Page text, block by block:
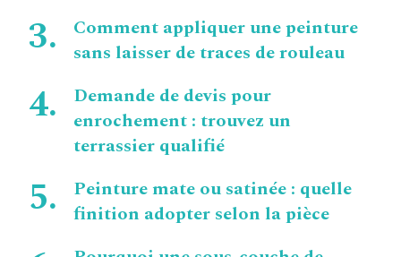
Comment appliquer une peinture
sans laisser de traces de rouleau
Demande de devis pour
enrochement : trouvez un
terrassier qualifié
Peinture mate ou satinée : quelle
finition adopter selon la pièce